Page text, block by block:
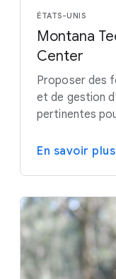
ÉTATS-UNIS
Montana
Center
Proposer des
et de gestion
pertinentes
En savoir plus